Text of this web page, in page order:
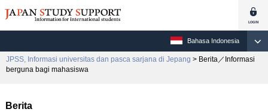
Bahasa Indonesia
JPSS, Informasi universitas dan pasca sarjana di Jepang > Berita／Informasi
berguna bagi mahasiswa
Berita